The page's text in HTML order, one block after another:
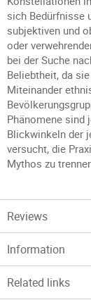
sich Bedürfnisse
subjektiven und
oder
bei der Suche
Beliebtheit, da
Miteinander
Phänomene sind
Blickwinkeln der
versucht, die
Mythos zu
Reviews
Information
Related links